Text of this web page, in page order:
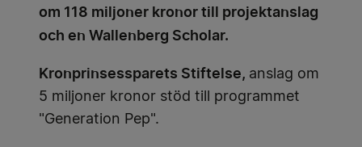
om 118 miljoner kronor till projektanslag
och en Wallenberg Scholar.
Kronprinsessparets Stiftelse, anslag om
5 miljoner kronor stöd till programmet
"Generation Pep".